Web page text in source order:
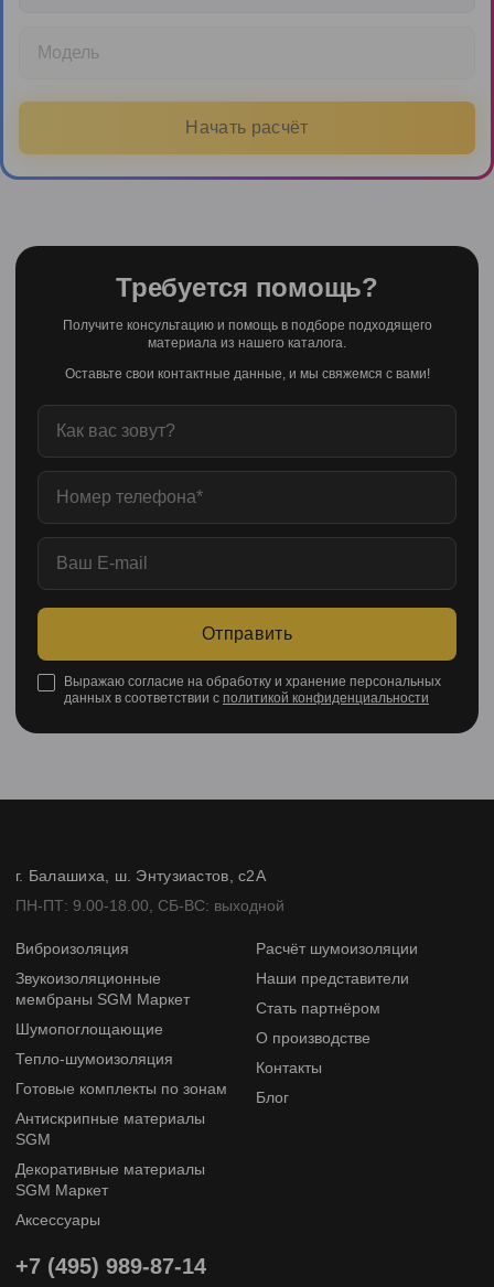
Модель
Начать расчёт
Требуется помощь?
Получите консультацию и помощь в подборе подходящего
материала из нашего каталога.
Оставьте свои контактные данные, и мы свяжемся с вами!
Отправить
Выражаю согласие на обработку и хранение персональных
данных в соответствии с политикой конфиденциальности
г. Балашиха, ш. Энтузиастов, с2А
ПН-ПТ: 9.00-18.00, СБ-ВС: выходной
Виброизоляция
Звукоизоляционные
мембраны SGM Маркет
Шумопоглощающие
Тепло-шумоизоляция
Готовые комплекты по зонам
Антискрипные материалы
SGM
Декоративные материалы
SGM Маркет
Аксессуары
Расчёт шумоизоляции
Наши представители
Стать партнёром
О производстве
Контакты
Блог
+7 (495) 989-87-14